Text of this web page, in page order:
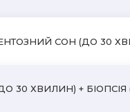
СОН (ДО 30
ХВИЛИН) +